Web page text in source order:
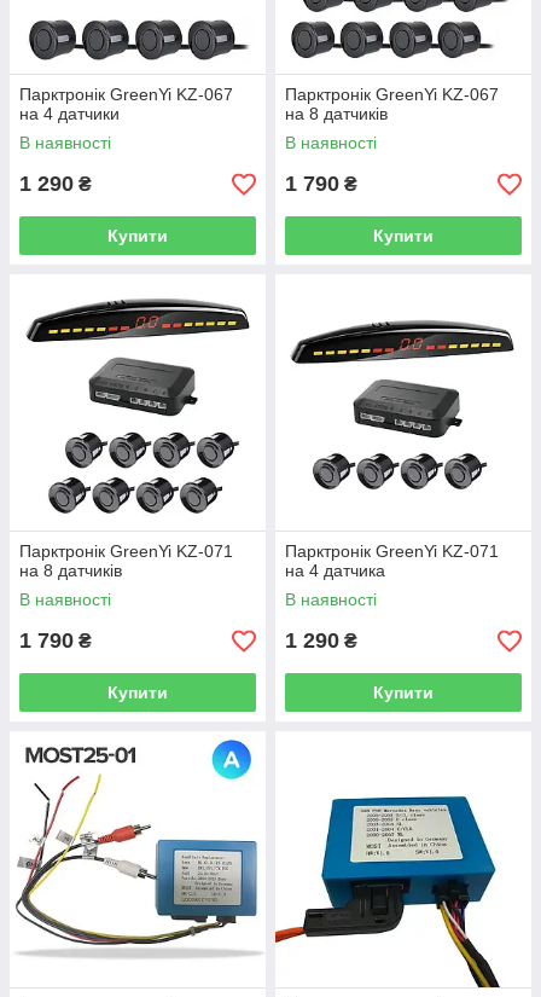
Парктронік GreenYi KZ-067
на 4 датчики
В наявності
1 290 ₴
Купити
Парктронік GreenYi KZ-067
на 8 датчиків
В наявності
1 790 ₴
Купити
Парктронік GreenYi KZ-071
на 8 датчиків
В наявності
1 790 ₴
Купити
Парктронік GreenYi KZ-071
на 4 датчика
В наявності
1 290 ₴
Купити